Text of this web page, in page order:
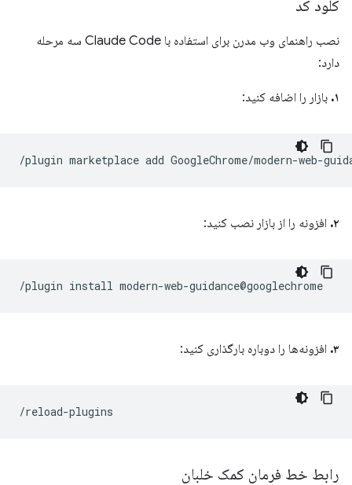
کلود کد
نصب راهنمای وب مدرن برای استفاده با Claude Code سه مرحله
دارد:
۱. بازار را اضافه کنید:
۲. افزونه را از بازار نصب کنید:
۳. افزونه‌ها را دوباره بارگذاری کنید:
رابط خط فرمان کمک خلبان